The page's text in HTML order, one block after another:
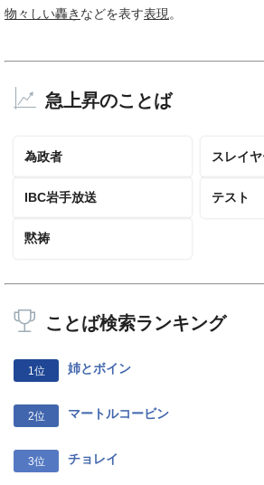
物々しい轟き などを表す表現 。
急上昇のことば
為政者 スレイ
IBC岩手放送 テスト
黙祷
ことば検索ランキング
1位 姉とボイン
2位 マートルコービン
3位 チョレイ